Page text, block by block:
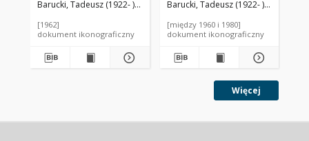
Szczecin
Barucki, Tadeusz (1922- ). Fotograf
[1962]
dokument ikonograficzny
Barucki, Tadeusz (1922- ). Fotograf
[między 1960 i 1980]
dokument ikonograficzny
Więcej